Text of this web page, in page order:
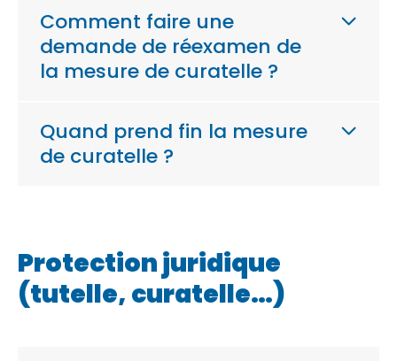
Comment faire une
demande de réexamen de
la mesure de curatelle ?
Quand prend fin la mesure
de curatelle ?
Protection juridique
(tutelle, curatelle…)